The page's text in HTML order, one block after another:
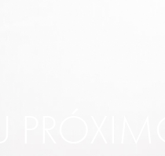
PRÓXIMO